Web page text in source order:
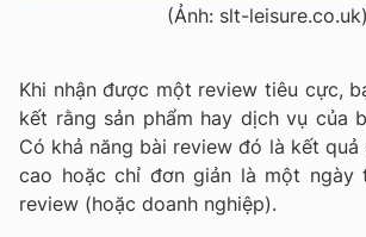
(Ảnh: slt-leisure.co.uk)
Khi nhận được một review tiêu cực,
kết rằng sản phẩm hay dịch vụ của
Có khả năng bài review đó là kết quả
cao hoặc chỉ đơn giản là một ngày
review (hoặc doanh nghiệp).